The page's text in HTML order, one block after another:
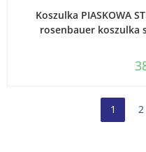
Koszulka PIASKOWA
rosenbauer koszulka
1 2